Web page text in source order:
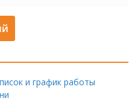
и график работы